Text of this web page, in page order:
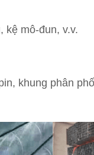
kệ mô-đun, v.v.
khung phân